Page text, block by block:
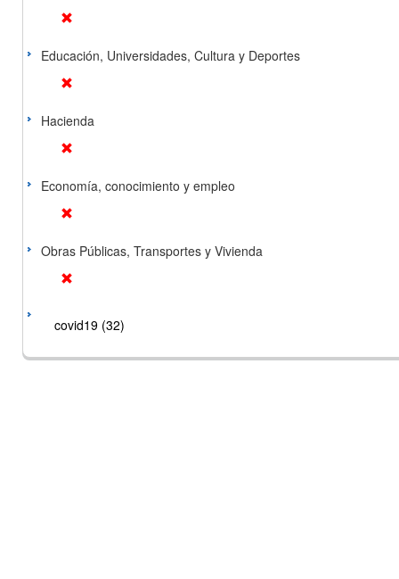
Educación, Universidades, Cultura y Deportes
Hacienda
Economía, conocimiento y empleo
Obras Públicas, Transportes y Vivienda
covid19 (32)